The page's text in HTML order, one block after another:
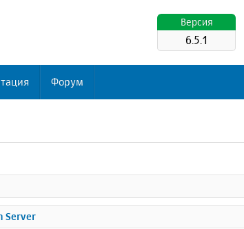
Версия
6.5.1
Форум
Server